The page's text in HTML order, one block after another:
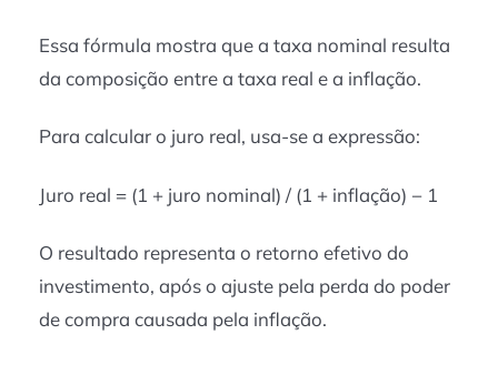
Essa fórmula mostra que a taxa nominal resulta
da composição entre a taxa real e a inflação.
Para calcular o juro real, usa-se a expressão:
Juro real = (1 + juro nominal) / (1 + inflação) − 1
O resultado representa o retorno efetivo do
investimento, após o ajuste pela perda do poder
de compra causada pela inflação.